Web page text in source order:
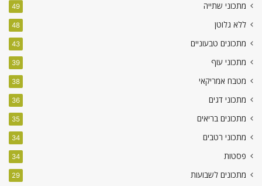
מתכוני שתייה 49
ללא גלוטן 48
מתכונים טבעוניים 43
מתכוני עוף 39
מטבח אמריקאי 38
מתכוני דגים 36
מתכונים בריאים 35
מתכוני רטבים 34
פסטות 34
מתכונים לשבועות 29